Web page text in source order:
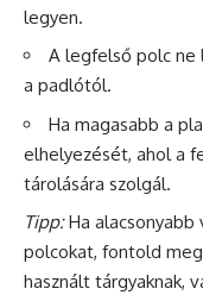
legyen.
A legfelső polc ne
a padlótól.
Ha magasabb a
elhelyezését, ahol a
tárolására szolgál.
Tipp:Ha alacsonyabb
polcokat, fontold
használt tárgyaknak,